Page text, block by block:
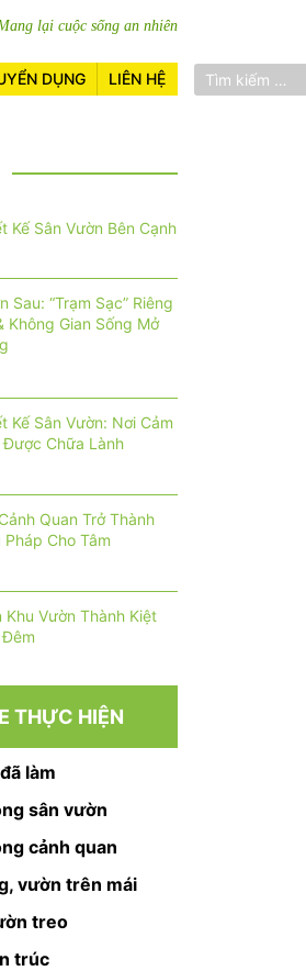
lại cuộc sống an nhiên
DỤNG LIÊN HỆ
Kế Sân Vườn Bên Cạnh
Sau: “Trạm Sạc” Riêng
Không Gian Sống Mở
Kế Sân Vườn: Nơi Cảm
Được Chữa Lành
Quan Trở Thành
Pháp Cho Tâm
Khu Vườn Thành Kiệt
THỰC HIỆN
làm
sân vườn
cảnh quan
vườn trên mái
treo
trúc